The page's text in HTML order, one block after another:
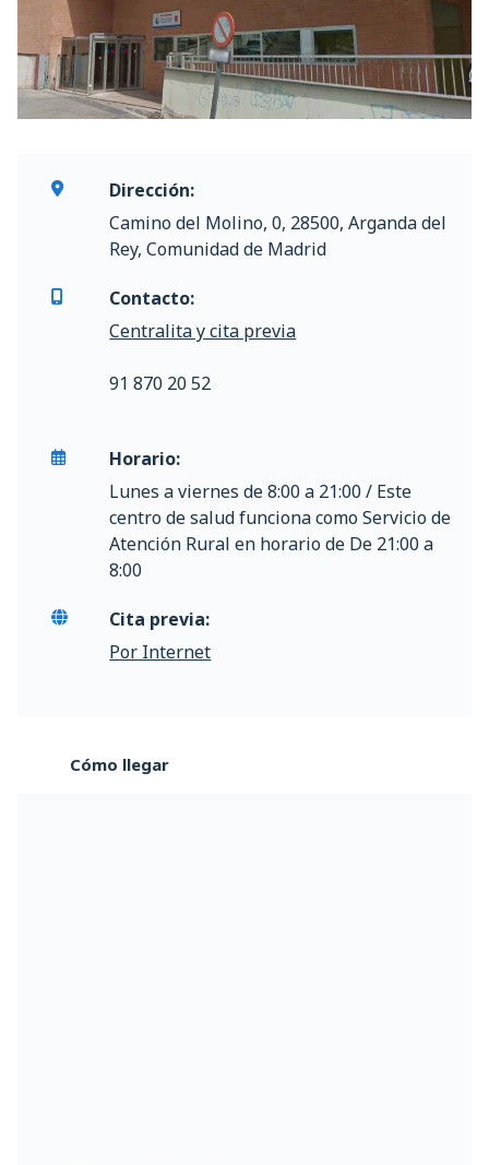
Dirección:
Camino del Molino, 0, 28500, Arganda del
Rey, Comunidad de Madrid
Contacto:
Centralita y cita previa
91 870 20 52
Horario:
Lunes a viernes de 8:00 a 21:00 / Este
centro de salud funciona como Servicio de
Atención Rural en horario de De 21:00 a
8:00
Cita previa:
Por Internet
Cómo llegar